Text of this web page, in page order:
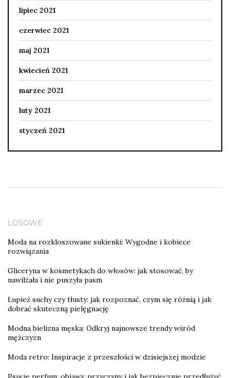
lipiec 2021
czerwiec 2021
maj 2021
kwiecień 2021
marzec 2021
luty 2021
styczeń 2021
LOSOWE
Moda na rozkloszowane sukienki: Wygodne i kobiece
rozwiązania
Gliceryna w kosmetykach do włosów: jak stosować, by
nawilżała i nie puszyła pasm
Łupież suchy czy tłusty: jak rozpoznać, czym się różnią i jak
dobrać skuteczną pielęgnację
Modna bielizna męska: Odkryj najnowsze trendy wśród
mężczyzn
Moda retro: Inspiracje z przeszłości w dzisiejszej modzie